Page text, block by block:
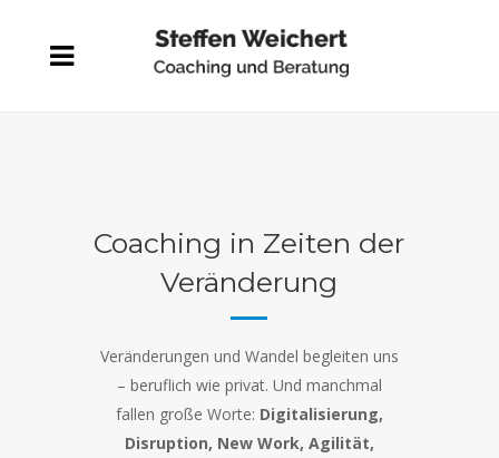
Coaching in Zeiten der
Veränderung
Veränderungen und Wandel begleiten uns
– beruflich wie privat. Und manchmal
fallen große Worte: Digitalisierung,
Disruption, New Work, Agilität,